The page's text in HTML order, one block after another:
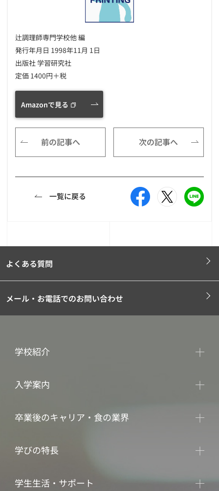
辻調理師専門学校他 編
発行年月日 1998年11月 1日
出版社 学習研究社
定価 1400円＋税
Amazonで見る
前の記事へ 次の記事へ
一覧に戻る
よくある質問
メール・お電話でのお問い合わせ
学校紹介
入学案内
卒業後のキャリア・食の業界
学びの特長
学生生活・サポート